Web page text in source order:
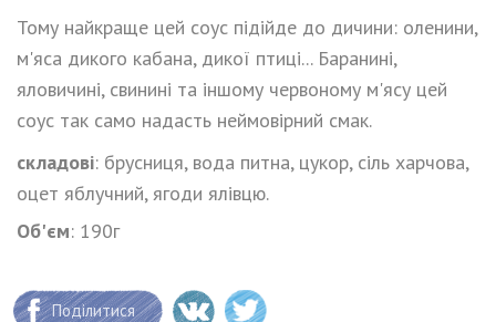
Тому найкраще цей соус підійде до дичини: оленини,
м'яса дикого кабана, дикої птиці... Баранині,
яловичині, свинині та іншому червоному м'ясу цей
соус так само надасть неймовірний смак.
складові: брусниця, вода питна, цукор, сіль харчова,
оцет яблучний, ягоди ялівцю.
Об'єм: 190г
Поділитися